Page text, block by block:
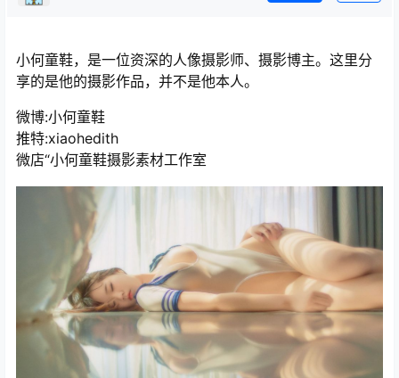
小何童鞋，是一位资深的人像摄影师、摄影博主。这里分
享的是他的摄影作品，并不是他本人。
微博:小何童鞋
推特:xiaohedith
微店“小何童鞋摄影素材工作室